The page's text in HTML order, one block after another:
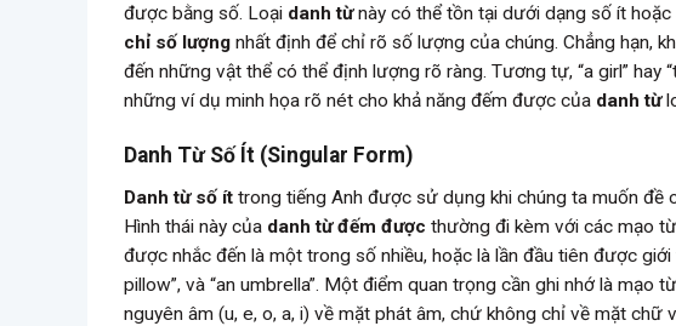
được bằng số. Loại danh từnày có thể tồn tại dưới dạng số ít
chỉ số lượng nhất định để chỉ rõ số lượng của chúng. Chẳng hạn,
đến những vật thể có thể định lượng rõ ràng. Tương tự, “a girl” hay
những ví dụ minh họa rõ nét cho khả năng đếm được của danh từ
Danh Từ Số Ít (Singular Form)
Danh từ số ít trong tiếng Anh được sử dụng khi chúng ta muốn đề
Hình thái này của danh từ đếm được thường đi kèm với các mạo từ
được nhắc đến là một trong số nhiều, hoặc là lần đầu tiên được giới
pillow”, và “an umbrella”. Một điểm quan trọng cần ghi nhớ là mạo
nguyên âm (u, e, o, a, i) về mặt phát âm, chứ không chỉ về mặt